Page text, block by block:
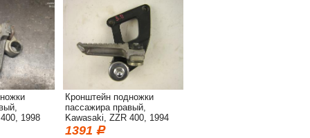
1998
Кронштейн подножки
пассажира правый,
Kawasaki, ZZR 400, 1994
1391